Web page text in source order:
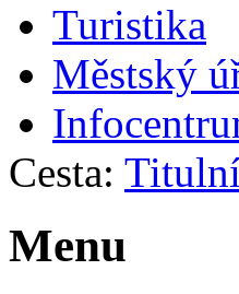
Turistika
Městský
Cesta:
Menu